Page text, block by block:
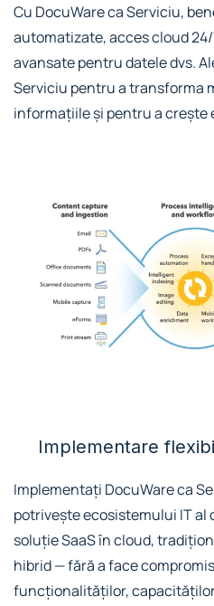
Cu DocuWare ca Serviciu,
automatizate, acces cloud
avansate pentru datele dvs.
Serviciu pentru a transforma
informațiile și pentru a crește
Implementare
Implementați DocuWare ca
potrivește ecosistemului IT al
soluție SaaS în cloud,
hibrid — fără a face
funcționalităților,